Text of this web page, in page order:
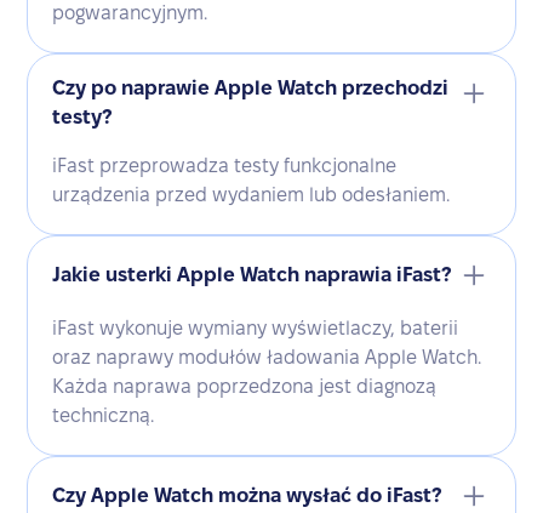
pogwarancyjnym.
Czy po naprawie Apple Watch przechodzi
testy?
iFast przeprowadza testy funkcjonalne
urządzenia przed wydaniem lub odesłaniem.
Jakie usterki Apple Watch naprawia iFast?
iFast wykonuje wymiany wyświetlaczy, baterii
oraz naprawy modułów ładowania Apple Watch.
Każda naprawa poprzedzona jest diagnozą
techniczną.
Czy Apple Watch można wysłać do iFast?